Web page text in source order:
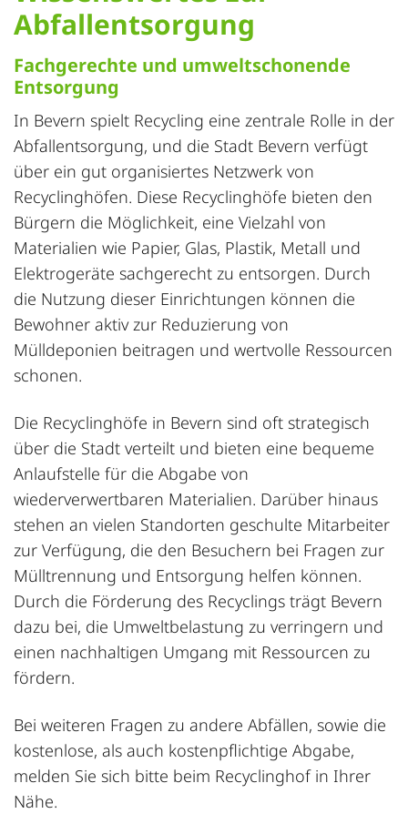
Abfallentsorgung
Fachgerechte und umweltschonende
Entsorgung
In Bevern spielt Recycling eine zentrale Rolle in der
Abfallentsorgung, und die Stadt Bevern verfügt
über ein gut organisiertes Netzwerk von
Recyclinghöfen. Diese Recyclinghöfe bieten den
Bürgern die Möglichkeit, eine Vielzahl von
Materialien wie Papier, Glas, Plastik, Metall und
Elektrogeräte sachgerecht zu entsorgen. Durch
die Nutzung dieser Einrichtungen können die
Bewohner aktiv zur Reduzierung von
Mülldeponien beitragen und wertvolle Ressourcen
schonen.
Die Recyclinghöfe in Bevern sind oft strategisch
über die Stadt verteilt und bieten eine bequeme
Anlaufstelle für die Abgabe von
wiederverwertbaren Materialien. Darüber hinaus
stehen an vielen Standorten geschulte Mitarbeiter
zur Verfügung, die den Besuchern bei Fragen zur
Mülltrennung und Entsorgung helfen können.
Durch die Förderung des Recyclings trägt Bevern
dazu bei, die Umweltbelastung zu verringern und
einen nachhaltigen Umgang mit Ressourcen zu
fördern.
Bei weiteren Fragen zu andere Abfällen, sowie die
kostenlose, als auch kostenpflichtige Abgabe,
melden Sie sich bitte beim Recyclinghof in Ihrer
Nähe.